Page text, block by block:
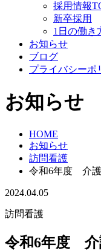
採用情報
新卒採用
1日の働き
お知らせ
ブログ
プライバシーポ
お知らせ
HOME
お知らせ
訪問看護
令和6年度 介護
2024.04.05
訪問看護
令和6年度 介